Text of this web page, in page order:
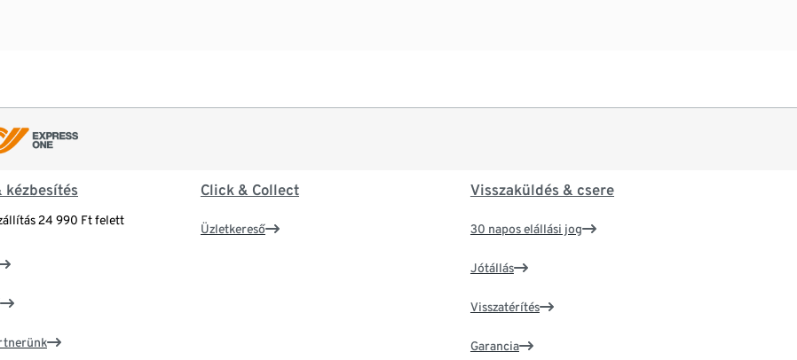
kézbesítés
24 990 Ft felett
Click & Collect
Üzletkereső
Visszaküldés & csere
30 napos elállási jog
Jótállás
Visszatérítés
Garancia